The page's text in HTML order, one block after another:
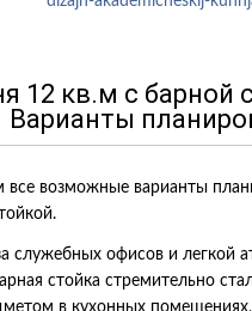
12 кв.м с барной
Варианты
возможные варианты
служебных офисов и легкой
стойка стремительно
в кухонных